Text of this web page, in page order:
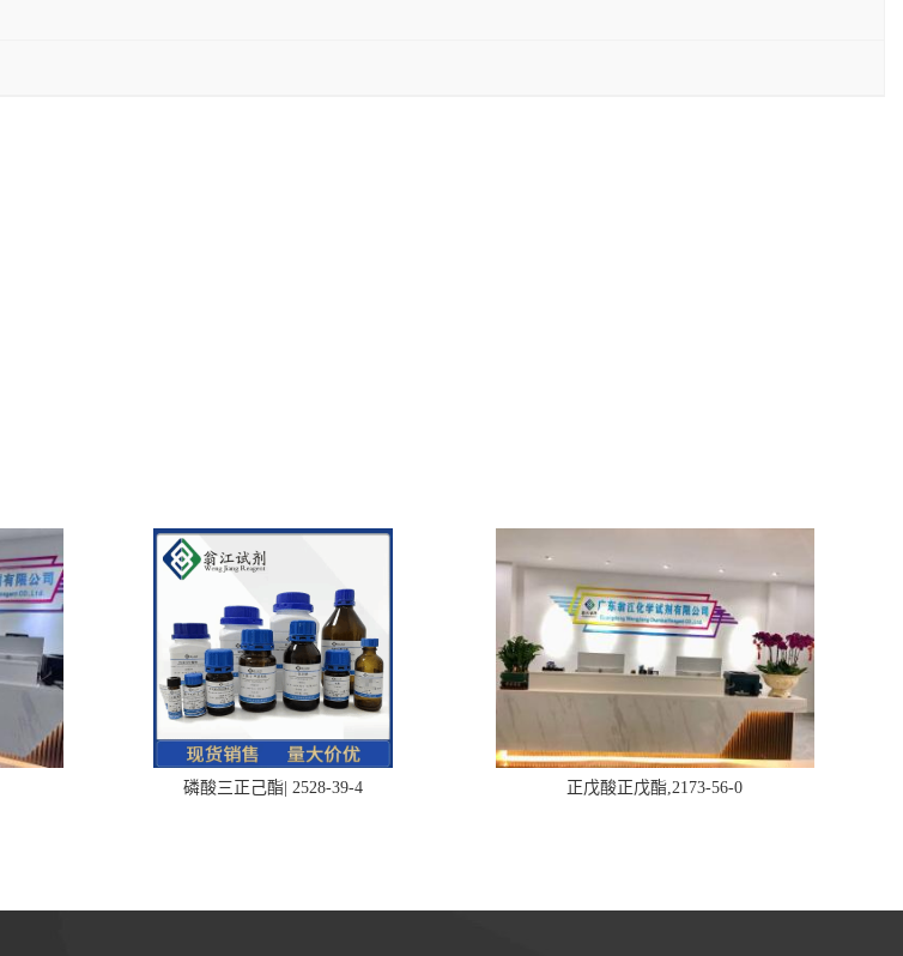
磷酸三正己酯| 2528-39-4 正戊酸正戊酯,2173-56-0